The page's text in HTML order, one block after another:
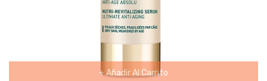
+ Añadir Al Carrito